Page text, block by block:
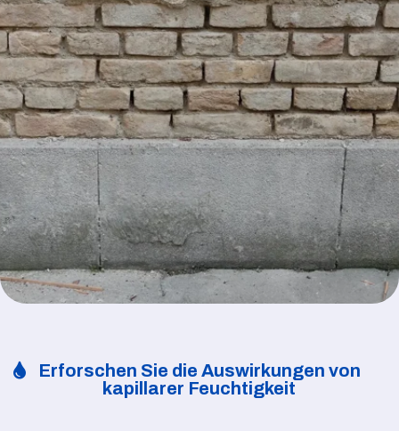
Erforschen Sie die Auswirkungen von
kapillarer Feuchtigkeit